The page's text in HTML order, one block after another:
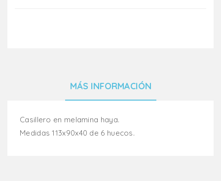
MÁS INFORMACIÓN
Casillero en melamina haya.
Medidas 113x90x40 de 6 huecos.